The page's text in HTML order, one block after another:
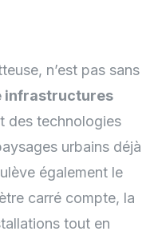
n’est pas sans
infrastructures
des technologies
urbains déjà
également le
carré compte, la
tout en